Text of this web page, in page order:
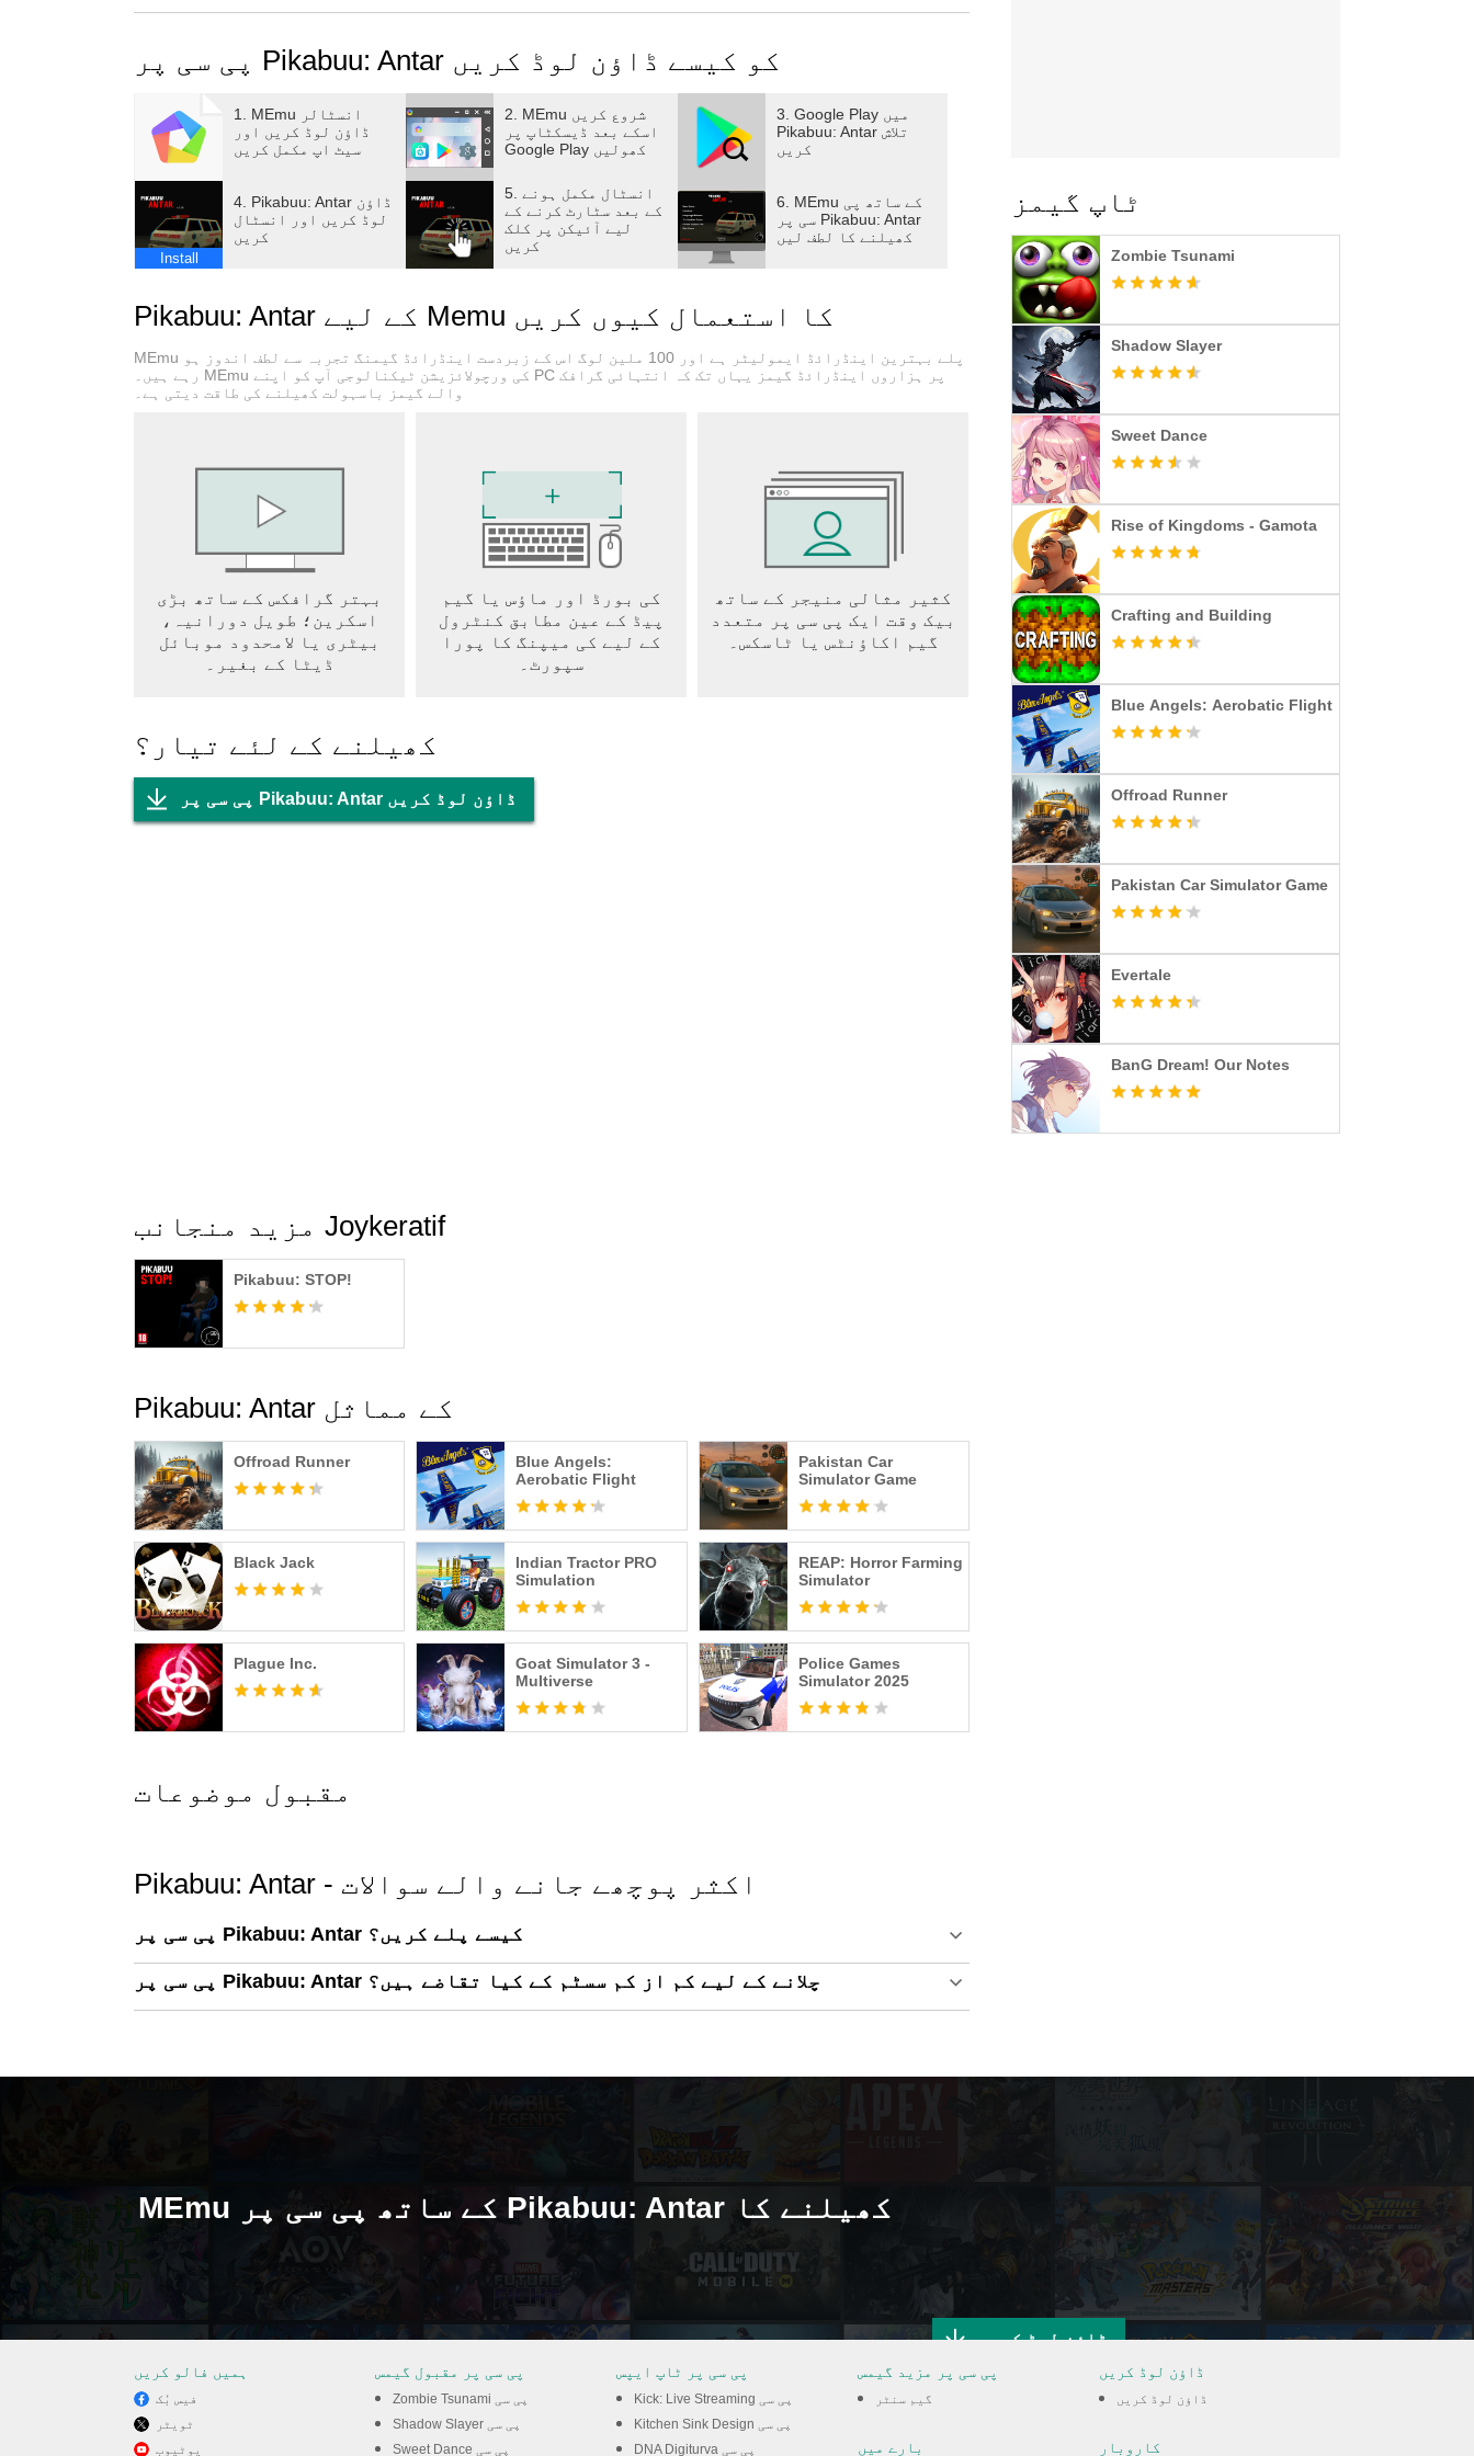
پی سی پر Pikabuu: Antar کو کیسے ڈاؤن لوڈ کریں
1. MEmu انسٹالر
ڈاؤن لوڈ کریں اور
سیٹ اپ مکمل کریں
2. MEmu شروع کریں
اسکے بعد ڈیسکٹاپ پر
Google Play کھولیں
3. Google Play میں
Pikabuu: Antar تلاش
کریں
Install
4. Pikabuu: Antar ڈاؤن
لوڈ کریں اور انسٹال
کریں
5. انسٹال مکمل ہونے
کے بعد سٹارٹ کرنے کے
لیے آئیکن پر کلک
کریں
6. MEmu کے ساتھ پی
سی پر Pikabuu: Antar
کھیلنے کا لطف لیں
Pikabuu: Antar کے لیے Memu کا استعمال کیوں کریں
MEmu پلے بہترین اینڈرائڈ ایمولیٹر ہے اور 100 ملین لوگ اس کے زبردست اینڈرائڈ گیمنگ تجربہ سے لطف اندوز ہو
رہے ہیں۔ MEmu کی ورچولائزیشن ٹیکنالوجی آپ کو اپنے PC پر ہزاروں اینڈرائڈ گیمز یہاں تک کہ انتہائی گرافک
والے گیمز باسہولت کھیلنے کی طاقت دیتی ہے۔
بہتر گرافکس کے ساتھ بڑی
اسکرین؛ طویل دورانیہ،
بیٹری یا لامحدود موبائل
ڈیٹا کے بغیر۔
کی بورڈ اور ماؤس یا گیم
پیڈ کے عین مطابق کنٹرول
کے لیے کی میپنگ کا پورا
سپورٹ۔
کثیر مثالی منیجر کے ساتھ
بیک وقت ایک پی سی پر متعدد
گیم اکاؤنٹس یا ٹاسکس۔
کھیلنے کے لئے تیار؟
پی سی پر Pikabuu: Antar ڈاؤن لوڈ کریں
مزید منجانب Joykeratif
Pikabuu: STOP!
Pikabuu: Antar کے مماثل
Offroad Runner
Blue Angels:
Aerobatic Flight
Pakistan Car
Simulator Game
Black Jack
Indian Tractor PRO
Simulation
REAP: Horror Farming
Simulator
Plague Inc.
Goat Simulator 3 -
Multiverse
Police Games
Simulator 2025
مقبول موضوعات
Pikabuu: Antar - اکثر پوچھے جانے والے سوالات
پی سی پر Pikabuu: Antar کیسے پلے کریں؟
پی سی پر Pikabuu: Antar چلانے کے لیے کم از کم سسٹم کے کیا تقاضے ہیں؟
ٹاپ گیمز
Zombie Tsunami
Shadow Slayer
Sweet Dance
Rise of Kingdoms - Gamota
Crafting and Building
Blue Angels: Aerobatic Flight
Offroad Runner
Pakistan Car Simulator Game
Evertale
BanG Dream! Our Notes
MEmu کے ساتھ پی سی پر Pikabuu: Antar کھیلنے کا
ڈاؤن لوڈ کریں
ہمیں فالو کریں
فیس بُک
ٹویٹر
یوٹیوب
پی سی پر مقبول گیمس
Zombie Tsunami پی سی
Shadow Slayer پی سی
Sweet Dance پی سی
پی سی پر ٹاپ ایپس
Kick: Live Streaming پی سی
Kitchen Sink Design پی سی
DNA Digiturva پی سی
پی سی پر مزید گیمس
گیم سنٹر
بارے میں
ڈاؤن لوڈ کریں
ڈاؤن لوڈ کریں
کاروبار